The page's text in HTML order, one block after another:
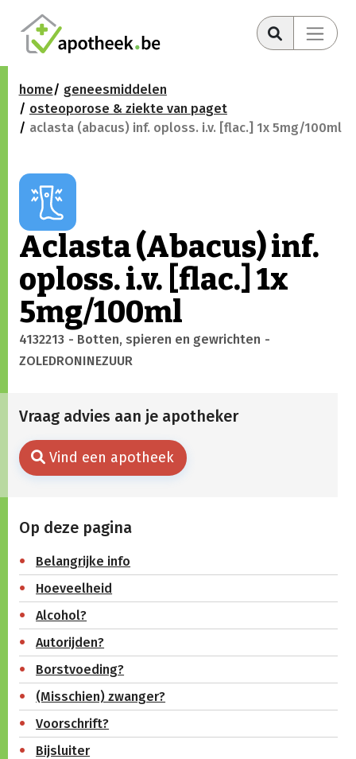
home
geneesmiddelen
osteoporose & ziekte van paget
aclasta (abacus) inf. oploss. i.v. [flac.] 1x 5mg/100ml
Aclasta (Abacus) inf.
oploss. i.v. [flac.] 1x
5mg/100ml
4132213 - Botten, spieren en gewrichten -
ZOLEDRONINEZUUR
Vraag advies aan je apotheker
Vind een apotheek
Op deze pagina
Belangrijke info
Hoeveelheid
Alcohol?
Autorijden?
Borstvoeding?
(Misschien) zwanger?
Voorschrift?
Bijsluiter